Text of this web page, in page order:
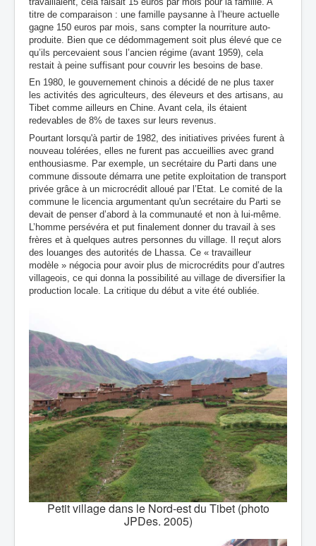
titre de comparaison : une famille paysanne à l’heure actuelle
gagne 150 euros par mois, sans compter la nourriture auto-
produite. Bien que ce dédommagement soit plus élevé que ce
qu’ils percevaient sous l’ancien régime (avant 1959), cela
restait à peine suffisant pour couvrir les besoins de base.
En 1980, le gouvernement chinois a décidé de ne plus taxer
les activités des agriculteurs, des éleveurs et des artisans, au
Tibet comme ailleurs en Chine. Avant cela, ils étaient
redevables de 8% de taxes sur leurs revenus.
Pourtant lorsqu'à partir de 1982, des initiatives privées furent à
nouveau tolérées, elles ne furent pas accueillies avec grand
enthousiasme. Par exemple, un secrétaire du Parti dans une
commune dissoute démarra une petite exploitation de transport
privée grâce à un microcrédit alloué par l’Etat. Le comité de la
commune le licencia argumentant qu'un secrétaire du Parti se
devait de penser d’abord à la communauté et non à lui-même.
L’homme persévéra et put finalement donner du travail à ses
frères et à quelques autres personnes du village. Il reçut alors
des louanges des autorités de Lhassa. Ce « travailleur
modèle » négocia pour avoir plus de microcrédits pour d’autres
villageois, ce qui donna la possibilité au village de diversifier la
production locale. La critique du début a vite été oubliée.
Petit village dans le Nord-est du Tibet (photo
JPDes. 2005)